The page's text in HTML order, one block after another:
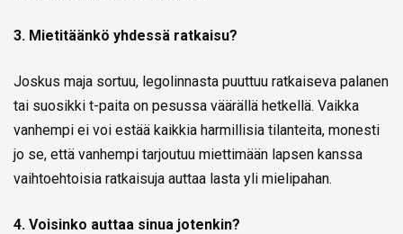
3. Mietitäänkö yhdessä ratkaisu?
Joskus maja sortuu, legolinnasta puuttuu ratkaiseva palanen
tai suosikki t-paita on pesussa väärällä hetkellä. Vaikka
vanhempi ei voi estää kaikkia harmillisia tilanteita, monesti
jo se, että vanhempi tarjoutuu miettimään lapsen kanssa
vaihtoehtoisia ratkaisuja auttaa lasta yli mielipahan.
4. Voisinko auttaa sinua jotenkin?